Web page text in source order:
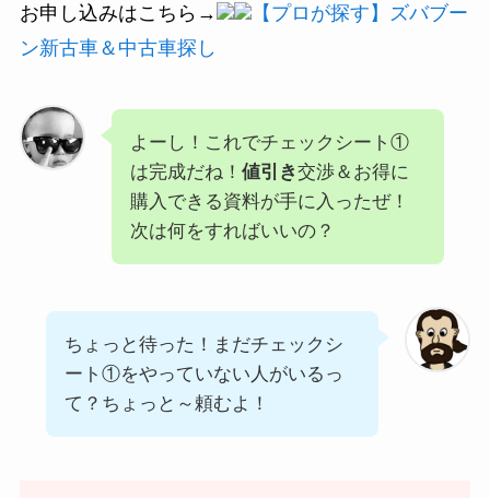
お申し込みはこちら→
【プロが探す】ズバブー
ン新古車＆中古車探し
よーし！これでチェックシート①
は完成だね！ 値引き交渉＆お得に
購入できる資料が手に入ったぜ！
次は何をすればいいの？
ちょっと待った！まだチェックシ
ート①をやっていない人がいるっ
て？ちょっと～頼むよ！